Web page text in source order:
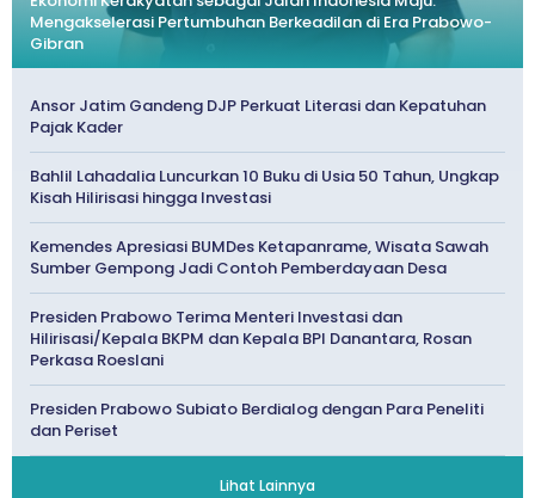
Mengakselerasi Pertumbuhan Berkeadilan di Era Prabowo-
Gibran
Ansor Jatim Gandeng DJP Perkuat Literasi dan Kepatuhan
Pajak Kader
Bahlil Lahadalia Luncurkan 10 Buku di Usia 50 Tahun, Ungkap
Kisah Hilirisasi hingga Investasi
Kemendes Apresiasi BUMDes Ketapanrame, Wisata Sawah
Sumber Gempong Jadi Contoh Pemberdayaan Desa
Presiden Prabowo Terima Menteri Investasi dan
Hilirisasi/Kepala BKPM dan Kepala BPI Danantara, Rosan
Perkasa Roeslani
Presiden Prabowo Subiato Berdialog dengan Para Peneliti
dan Periset
Lihat Lainnya